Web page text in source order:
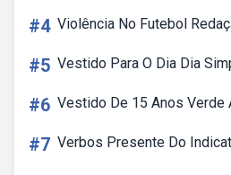
#4 Violência No Futebol
#5 Vestido Para O Dia Dia
#6 Vestido De 15 Anos Verde
#7 Verbos Presente Do